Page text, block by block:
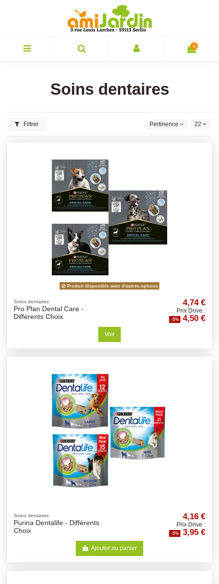
0
Soins dentaires
Filtrer Pertinence 22
Produit disponible avec d'autres options
Soins dentaires
Pro Plan Dental Care -
Différents Choix
4,74 €
Prix Drive :
-5% 4,50 €
Voir
Soins dentaires
Purina Dentalife - Différents
Choix
4,16 €
Prix Drive :
-5% 3,95 €
Ajouter au panier